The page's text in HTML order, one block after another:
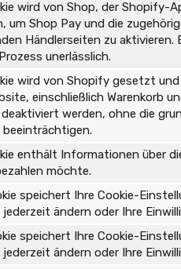
wird von Shop, der Shopify-
um Shop Pay und die
Händlerseiten zu
unerlässlich.
wird von Shopify gesetzt
einschließlich Warenkorb
werden, ohne die
beeinträchtigen.
enthält Informationen über
möchte.
speichert Ihre Cookie-
jederzeit ändern oder Ihre
speichert Ihre Cookie-
jederzeit ändern oder Ihre